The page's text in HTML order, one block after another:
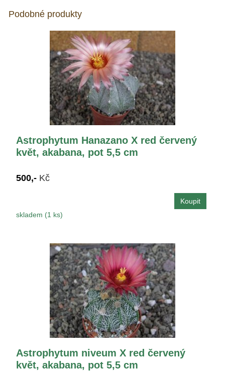
Podobné produkty
Astrophytum Hanazano X red červený
květ, akabana, pot 5,5 cm
500,- Kč
skladem (1 ks)
Astrophytum niveum X red červený
květ, akabana, pot 5,5 cm